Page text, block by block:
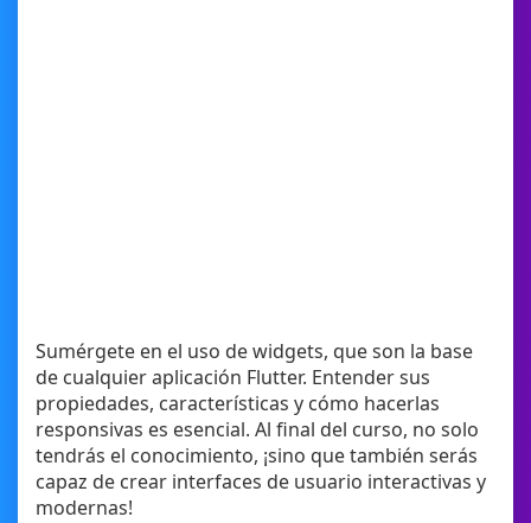
Sumérgete en el uso de widgets, que son la base
de cualquier aplicación Flutter. Entender sus
propiedades, características y cómo hacerlas
responsivas es esencial. Al final del curso, no solo
tendrás el conocimiento, ¡sino que también serás
capaz de crear interfaces de usuario interactivas y
modernas!